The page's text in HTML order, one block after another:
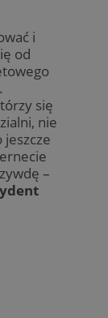
i
od
się
nie
–